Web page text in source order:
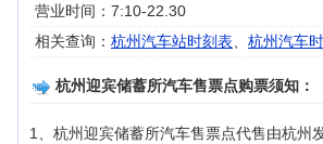
营业时间：7:10-22.30
相关查询： 杭州汽车站时刻表 杭州汽车
杭州迎宾储蓄所汽车售票点购票须知：
1、杭州迎宾储蓄所汽车售票点代售由杭州